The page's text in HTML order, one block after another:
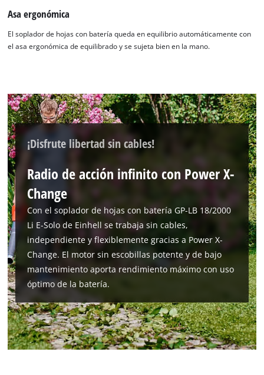
¡Necesitamos su consentimiento para
cargar el servicio Google Maps!
Asa ergonómica
El soplador de hojas con batería queda en equilibrio automáticamente con
el asa ergonómica de equilibrado y se sujeta bien en la mano.
¡Disfrute libertad sin cables!
Radio de acción infinito con Power X-
Change
Con el soplador de hojas con batería GP-LB 18/2000
Li E-Solo de Einhell se trabaja sin cables,
independiente y flexiblemente gracias a Power X-
Change. El motor sin escobillas potente y de bajo
mantenimiento aporta rendimiento máximo con uso
óptimo de la batería.